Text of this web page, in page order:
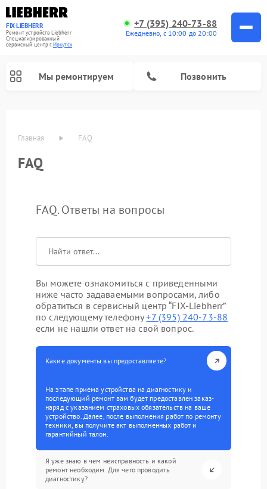
FIX-LIEBHERR
Ремонт устройств Liebherr
Специализированный
cервисный центр г.Иркутск
+7 (395) 240-73-88
Ежедневно, с 10:00 до 20:00
Мы ремонтируем Позвонить
Главная FAQ
FAQ
FAQ. Ответы на вопросы
Вы можете ознакомиться с приведенными
ниже часто задаваемыми вопросами, либо
обратиться в сервисный центр “FIX-Liebherr”
по следующему телефону+7 (395) 240-73-88
если не нашли ответ на свой вопрос.
Какие документы вы предоставляете?
На этапе приема устройства на диагностику и
последующий ремонт вам будет предоставлен заказ-
наряд с указанием страховых обязательств на ваше
устройство. Далее, после выполнения работ по ремонту
техники, вы получите акт выполненных работ и
гарантийный талон.
Я уже знаю в чем неисправность и какой
ремонт необходим. Для чего проводить
диагностику?